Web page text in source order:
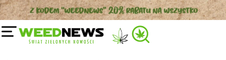
Przejdź
do
treści